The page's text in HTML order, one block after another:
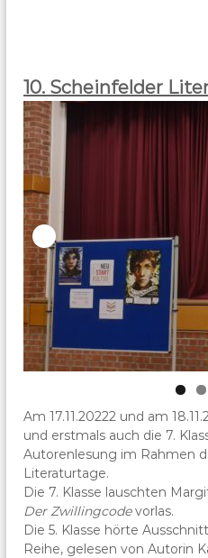
10. Scheinfelder
Am 17.11.20222 und am
und erstmals auch die 7.
Autorenlesung im Rahmen
Literaturtage.
Die 7. Klasse lauschten
Der Zwillingcodevorlas.
Die 5. Klasse hörte
Reihe, gelesen von Autorin